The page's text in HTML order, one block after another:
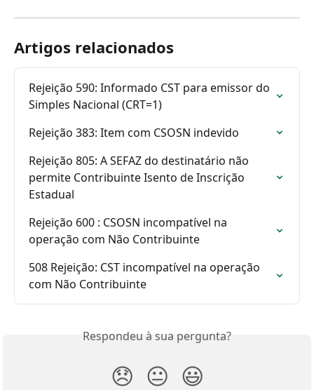
Artigos relacionados
Rejeição 590: Informado CST para emissor do
Simples Nacional (CRT=1)
Rejeição 383: Item com CSOSN indevido
Rejeição 805: A SEFAZ do destinatário não
permite Contribuinte Isento de Inscrição
Estadual
Rejeição 600 : CSOSN incompatível na
operação com Não Contribuinte
508 Rejeição: CST incompatível na operação
com Não Contribuinte
Respondeu à sua pergunta?
😞 😐 😃